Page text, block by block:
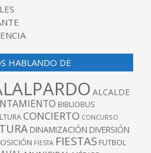
HABLANDO DE
ALCALDE
BIBLIOBUS
CONCIERTO CONCURSO
DINAMIZACIÓN DIVERSIÓN
FIESTA FIESTAS FUTBOL